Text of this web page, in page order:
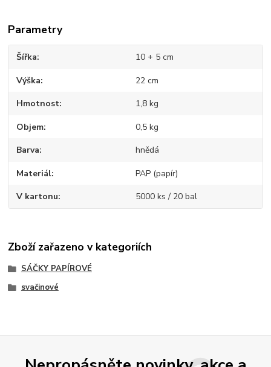
Parametry
Šířka 10 + 5 cm
Výška 22 cm
Hmotnost 1,8 kg
Objem 0,5 kg
Barva hnědá
Materiál PAP (papír)
V kartonu 5000 ks / 20 bal
Zboží zařazeno v kategoriích
SÁČKY PAPÍROVÉ
svačinové